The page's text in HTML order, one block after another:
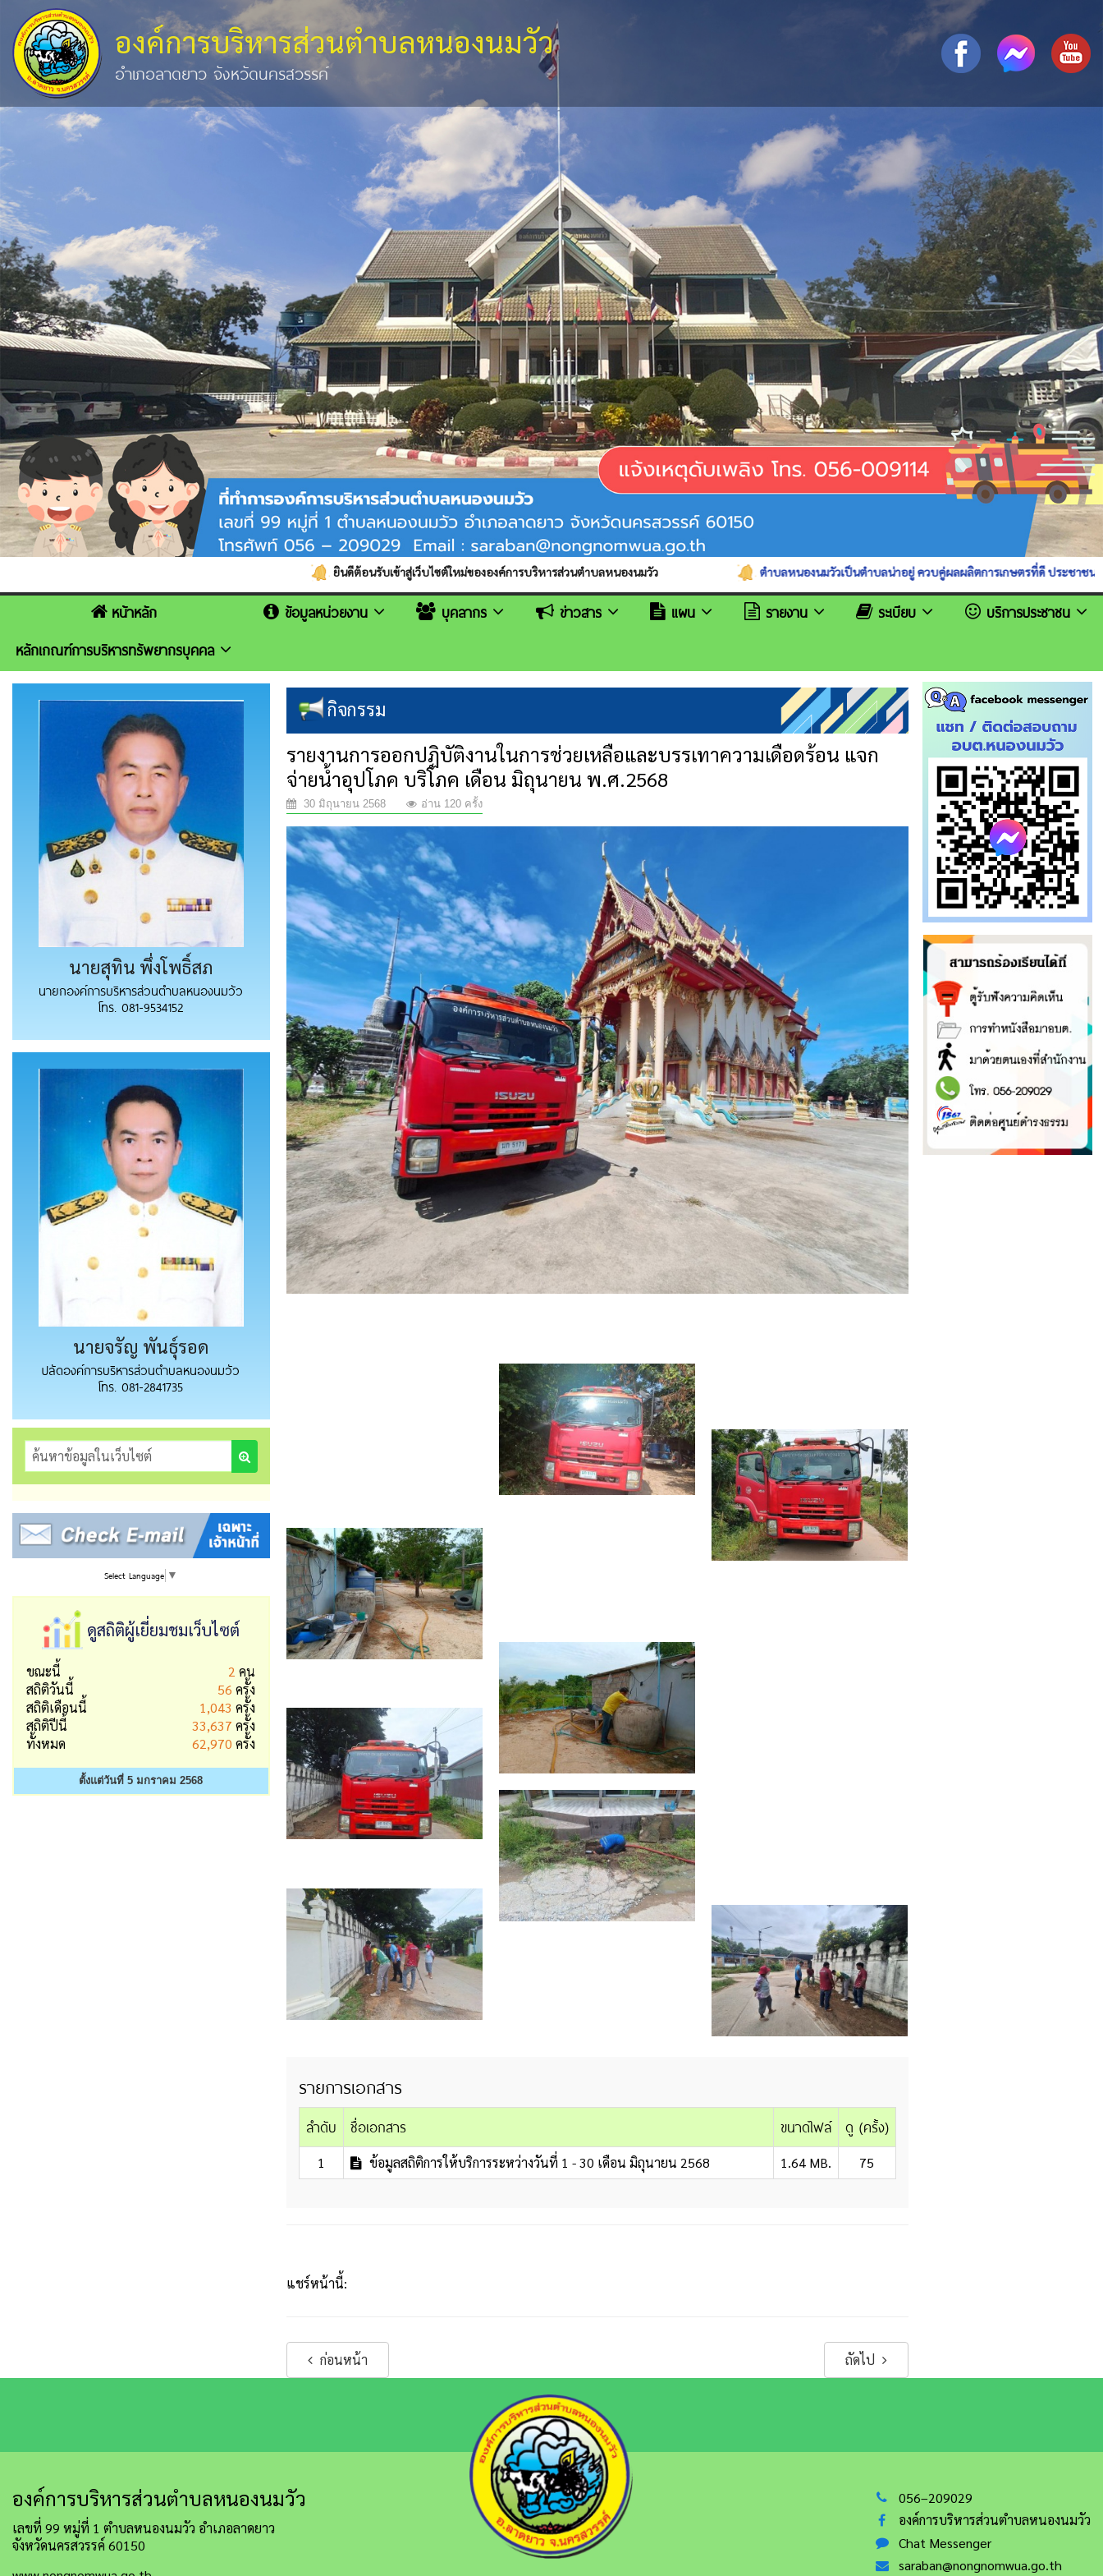
องค์การบริหารส่วนตำบลหนองนมวัว
อำเภอลาดยาว จังหวัดนครสวรรค์
ยินดีต้อนรับเข้าสู่เว็บไซต์ใหม่ขององค์การบริหารส่วนตำบลหนองนมวัว ตำบลหนองนมวัวเป็นตำบลน่าอยู่ ควบคู่ผลผลิตการเกษตรที่ดี ประชาชนมีการศึกษาและสุข
หน้าหลัก ข้อมูลหน่วยงาน บุคลากร ข่าวสาร แผน รายงาน ระเบียบ
บริการประชาชน
หลักเกณฑ์การบริหารทรัพยากรบุคคล
นายสุทิน พึ่งโพธิ์สภ
นายกองค์การบริหารส่วนตำบลหนองนมวัว
โทร. 081-9534152
นายจรัญ พันธุ์รอด
ปลัดองค์การบริหารส่วนตำบลหนองนมวัว
โทร. 081-2841735
Select Language ▼
ดูสถิติผู้เยี่ยมชมเว็บไซต์
ขณะนี้ 2 คน
สถิติวันนี้
56 ครั้ง
สถิติเดือนนี้
1,043 ครั้ง
สถิติปีนี้
33,637 ครั้ง
ทั้งหมด
62,970 ครั้ง
ตั้งแต่วันที่ 5 มกราคม 2568
กิจกรรม
รายงานการออกปฏิบัติงานในการช่วยเหลือและบรรเทาความเดือดร้อน แจก
จ่ายน้ำอุปโภค บริโภค เดือน มิถุนายน พ.ศ.2568
30 มิถุนายน 2568 อ่าน 120 ครั้ง
รายการเอกสาร
ลำดับ ชื่อเอกสาร ขนาดไฟล์ ดู (ครั้ง)
1 ข้อมูลสถิติการให้บริการระหว่างวันที่ 1 - 30 เดือน มิถุนายน 2568 1.64 MB. 75
แชร์หน้านี้:
ก่อนหน้า ถัดไป
องค์การบริหารส่วนตำบลหนองนมวัว
เลขที่ 99 หมู่ที่ 1 ตำบลหนองนมวัว อำเภอลาดยาว
จังหวัดนครสวรรค์ 60150
056–209029
องค์การบริหารส่วนตำบลหนองนมวัว
Chat Messenger
saraban@nongnomwua.go.th